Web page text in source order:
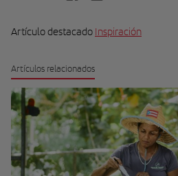
Artículo destacado Inspiración
Artículos relacionados